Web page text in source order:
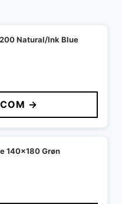
Natural/Ink Blue
→
140x180 Grøn